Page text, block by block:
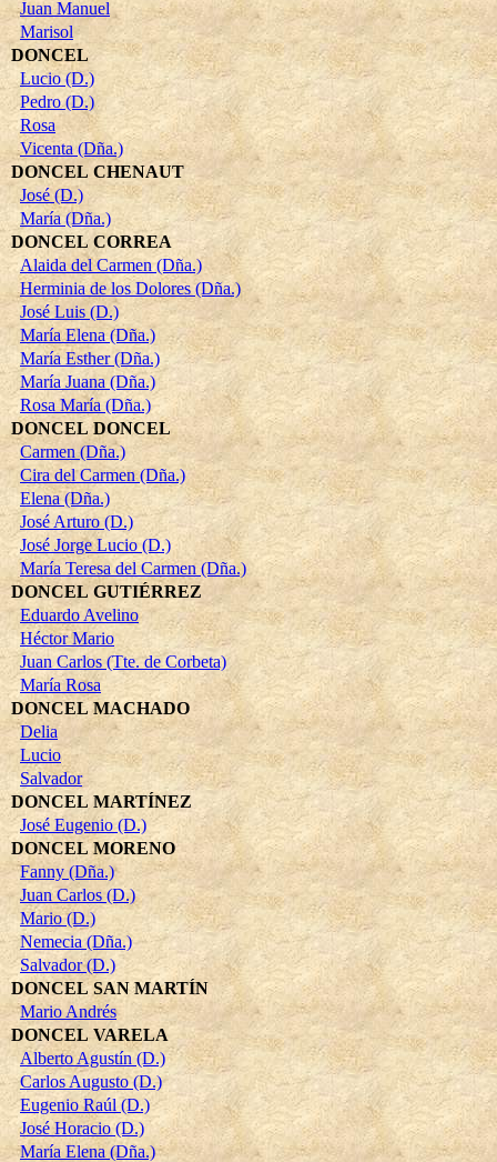
Juan Manuel
Marisol
DONCEL
Lucio (D.)
Pedro (D.)
Rosa
Vicenta (Dña.)
DONCEL CHENAUT
José (D.)
María (Dña.)
DONCEL CORREA
Alaida del Carmen (Dña.)
Herminia de los Dolores (Dña.)
José Luis (D.)
María Elena (Dña.)
María Esther (Dña.)
María Juana (Dña.)
Rosa María (Dña.)
DONCEL DONCEL
Carmen (Dña.)
Cira del Carmen (Dña.)
Elena (Dña.)
José Arturo (D.)
José Jorge Lucio (D.)
María Teresa del Carmen (Dña.)
DONCEL GUTIÉRREZ
Eduardo Avelino
Héctor Mario
Juan Carlos (Tte. de Corbeta)
María Rosa
DONCEL MACHADO
Delia
Lucio
Salvador
DONCEL MARTÍNEZ
José Eugenio (D.)
DONCEL MORENO
Fanny (Dña.)
Juan Carlos (D.)
Mario (D.)
Nemecia (Dña.)
Salvador (D.)
DONCEL SAN MARTÍN
Mario Andrés
DONCEL VARELA
Alberto Agustín (D.)
Carlos Augusto (D.)
Eugenio Raúl (D.)
José Horacio (D.)
María Elena (Dña.)